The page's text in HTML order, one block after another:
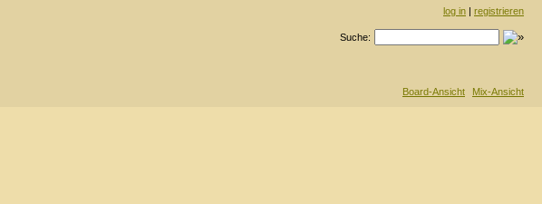
log in | registrieren
Suche:
Board-Ansicht Mix-Ansicht